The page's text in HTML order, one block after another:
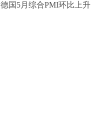
德国5月综合PMI环比上升